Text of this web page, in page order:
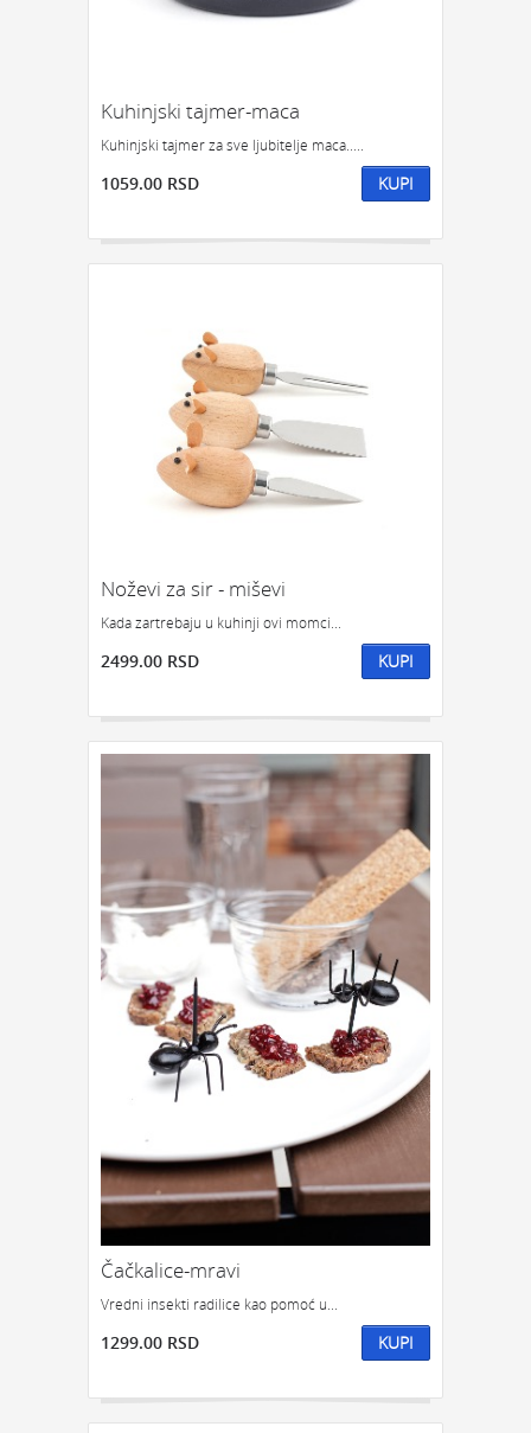
Kuhinjski tajmer-maca
Kuhinjski tajmer za sve ljubitelje maca.....
1059.00 RSD KUPI
Noževi za sir - miševi
Kada zartrebaju u kuhinji ovi momci...
2499.00 RSD KUPI
Čačkalice-mravi
Vredni insekti radilice kao pomoć u...
1299.00 RSD KUPI